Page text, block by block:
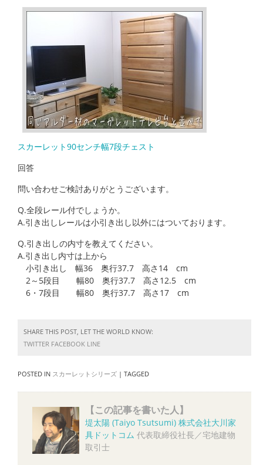
スカーレット90センチ幅7段チェスト
回答
問い合わせご検討ありがとうございます。
Q.全段レール付でしょうか。
A.引き出しレールは小引き出し以外にはついております。
Q.引き出しの内寸を教えてください。
A.引き出し内寸は上から
小引き出し 幅36 奥行37.7 高さ14 cm
2～5段目 幅80 奥行37.7 高さ12.5 cm
6・7段目 幅80 奥行37.7 高さ17 cm
SHARE THIS POST, LET THE WORLD KNOW:
TWITTER FACEBOOK LINE
POSTED IN スカーレットシリーズ | TAGGED
【この記事を書いた人】
堤太陽 (Taiyo Tsutsumi) 株式会社大川家
具ドットコム 代表取締役社長／宅地建物
取引士